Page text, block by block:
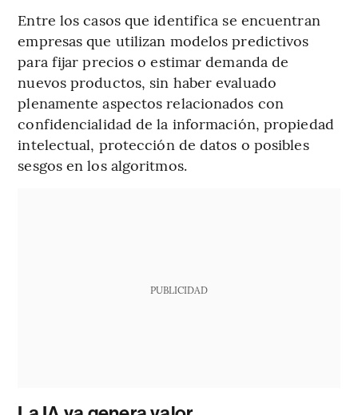
Entre los casos que identifica se encuentran
empresas que utilizan modelos predictivos
para fijar precios o estimar demanda de
nuevos productos, sin haber evaluado
plenamente aspectos relacionados con
confidencialidad de la información, propiedad
intelectual, protección de datos o posibles
sesgos en los algoritmos.
PUBLICIDAD